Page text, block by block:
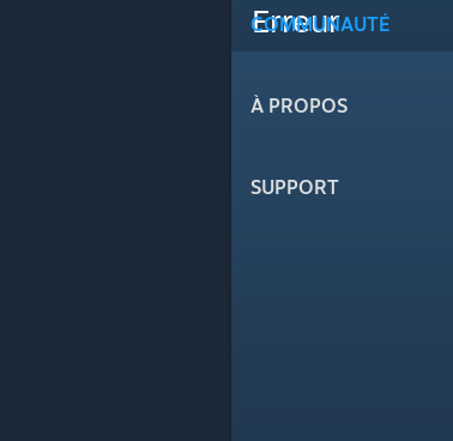
COMMUNAUTÉ
À PROPOS
SUPPORT
Erreur